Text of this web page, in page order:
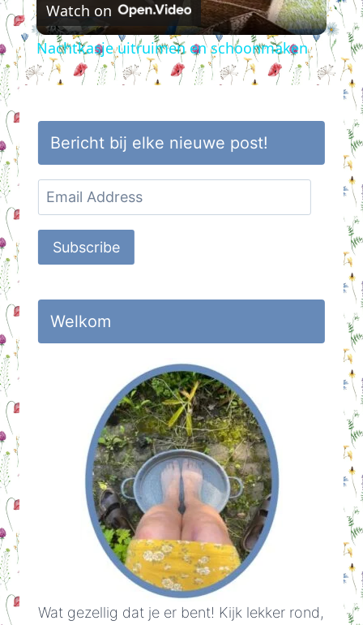
Video
Watch on
Nachtkasje uitruimen en schoonmaken
Bericht bij elke nieuwe post!
Email
Address
Subscribe
Welkom
Wat gezellig dat je er bent! Kijk lekker rond,